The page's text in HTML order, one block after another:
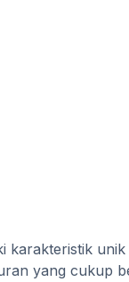
karakteristik
yang cukup